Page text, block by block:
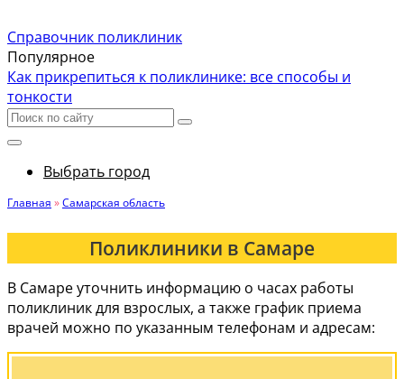
Справочник поликлиник
Популярное
Как прикрепиться к поликлинике: все способы и
тонкости
Выбрать город
Главная »Самарская область
Поликлиники в Самаре
В Самаре уточнить информацию о часах работы
поликлиник для взрослых, а также график приема
врачей можно по указанным телефонам и адресам: